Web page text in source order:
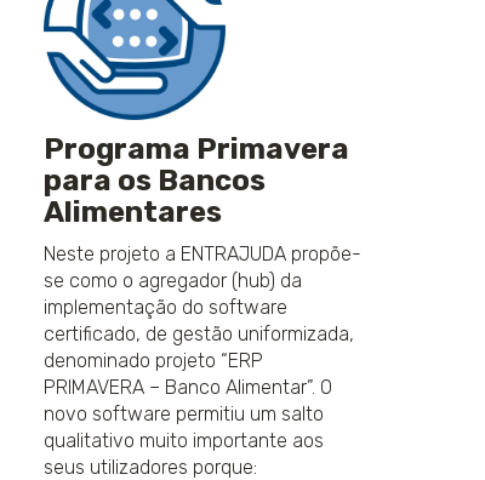
Programa Primavera
para os Bancos
Alimentares
Neste projeto a ENTRAJUDA propõe-
se como o agregador (hub) da
implementação do software
certificado, de gestão uniformizada,
denominado projeto “ERP
PRIMAVERA – Banco Alimentar”. O
novo software permitiu um salto
qualitativo muito importante aos
seus utilizadores porque: